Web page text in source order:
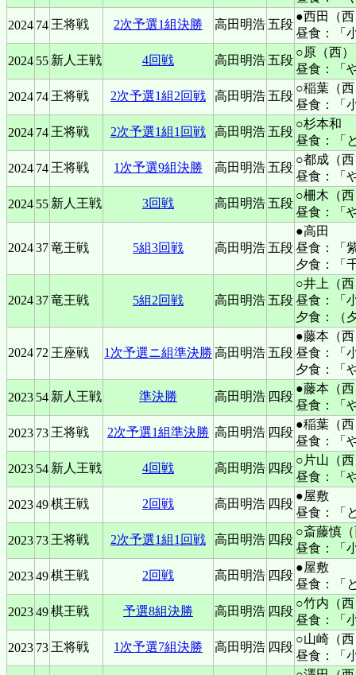
2024 74 王将戦 2次予選1組決勝 高田明浩 五段
●西田（
昼食：「
2024 55 新人王戦 4回戦 高田明浩 五段
○原（西）
昼食：「
2024 74 王将戦 2次予選1組2回戦 高田明浩 五段
○稲葉（
昼食：「
2024 74 王将戦 2次予選1組1回戦 高田明浩 五段
○杉本和
昼食：「
2024 74 王将戦 1次予選9組決勝 高田明浩 五段
○都成（
昼食：「
2024 55 新人王戦 3回戦 高田明浩 五段
○柵木（
昼食：「
202437竜王戦 5組3回戦 高田明浩 五段
●高田
昼食：「
夕食：「
202437竜王戦 5組2回戦 高田明浩 五段
○井上（
昼食：「
夕食：（
2024 72 王座戦 1次予選ニ組準決勝 高田明浩 五段
●藤本（
昼食：「
夕食：「
2023 54 新人王戦 準決勝 高田明浩 四段
●藤本（
昼食：「
2023 73 王将戦 2次予選1組準決勝 高田明浩 四段
●稲葉（
昼食：「
2023 54 新人王戦 4回戦 高田明浩 四段
○片山（
昼食：「
202349棋王戦 2回戦 高田明浩 四段
●屋敷
昼食：「
2023 73 王将戦 2次予選1組1回戦 高田明浩 四段
○斎藤慎
昼食：「
202349棋王戦 2回戦 高田明浩 四段
●屋敷
昼食：「
202349棋王戦 予選8組決勝 高田明浩 四段
○竹内（
昼食：「
2023 73 王将戦 1次予選7組決勝 高田明浩 四段
○山崎（
昼食：「